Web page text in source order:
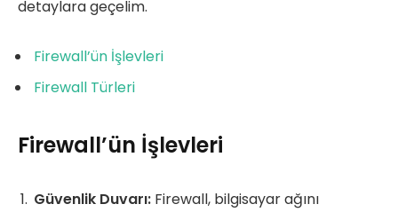
detaylara geçelim.
Firewall’ün İşlevleri
Firewall Türleri
Firewall’ün İşlevleri
Güvenlik Duvarı: Firewall, bilgisayar ağını